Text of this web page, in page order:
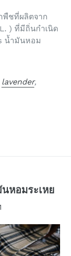
พืชที่ผลิตจาก
) ที่มีถิ่นกำเนิด
น้ำมันหอม
lavender,
หอมระเหย